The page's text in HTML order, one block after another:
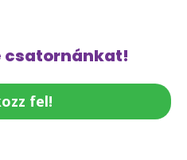
csatornánkat!
fel!